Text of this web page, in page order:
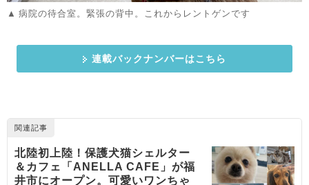
病院の待合室。緊張の背中。これからレントゲンです
連載バックナンバーはこちら